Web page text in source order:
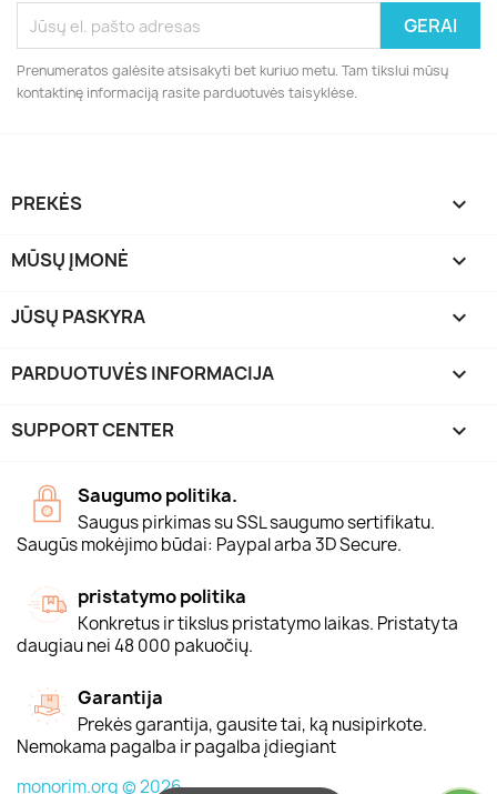
Prenumeratos galėsite atsisakyti bet kuriuo metu. Tam tikslui mūsų
kontaktinę informaciją rasite parduotuvės taisyklėse.
PREKĖS 
MŪSŲ ĮMONĖ 
JŪSŲ PASKYRA 
PARDUOTUVĖS INFORMACIJA keyboard_arrow_down
SUPPORT CENTER 
Saugumo politika.
Saugus pirkimas su SSL saugumo sertifikatu.
Saugūs mokėjimo būdai: Paypal arba 3D Secure.
pristatymo politika
Konkretus ir tikslus pristatymo laikas. Pristatyta
daugiau nei 48 000 pakuočių.
Garantija
Prekės garantija, gausite tai, ką nusipirkote.
Nemokama pagalba ir pagalba įdiegiant
monorim.org © 2026